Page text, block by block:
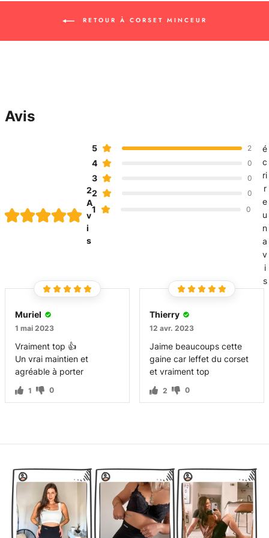
RETOUR À CORSET MINCEUR
Avis
2
A
v
i
s
5 2
4 0
3 0
2 0
1 0
é
c
ri
r
e
u
n
a
v
i
s
Muriel
1 mai 2023
Vraiment top 👍
Un vrai maintien et
agréable à porter
1 0
Thierry
12 avr. 2023
Jaime beaucoups cette
gaine car leffet du corset
et vraiment top
2 0